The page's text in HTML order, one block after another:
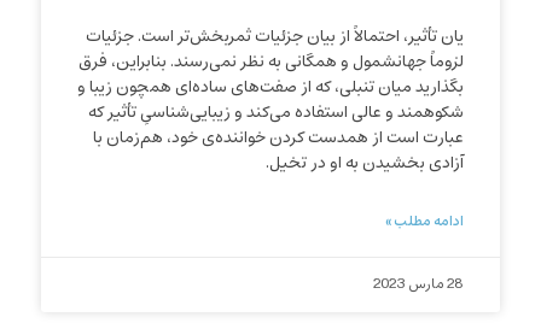
یان تأثیر، احتمالاً از بیان جزئیات ثمربخش‌تر است. جزئیات
لزوماً جهانشمول و همگانی به نظر نمی‌رسند. بنابراین، فرق
بگذارید میان تنبلی، که از صفت‌های ساده‌ای‌ همچون زیبا و
شکوهمند و عالی استفاده می‌کند و زیبایی‌شناسیِ تأثیر که
عبارت است از همدست کردن خواننده‌ی خود، هم‌زمان با
آزادی بخشیدن به او در تخیل.
ادامه مطلب »
28 مارس 2023